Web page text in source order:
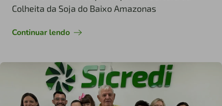
Colheita da Soja do Baixo Amazonas
Continuar lendo